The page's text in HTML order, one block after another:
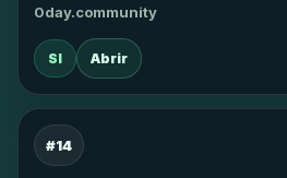
0day.community
SI Abrir
#14